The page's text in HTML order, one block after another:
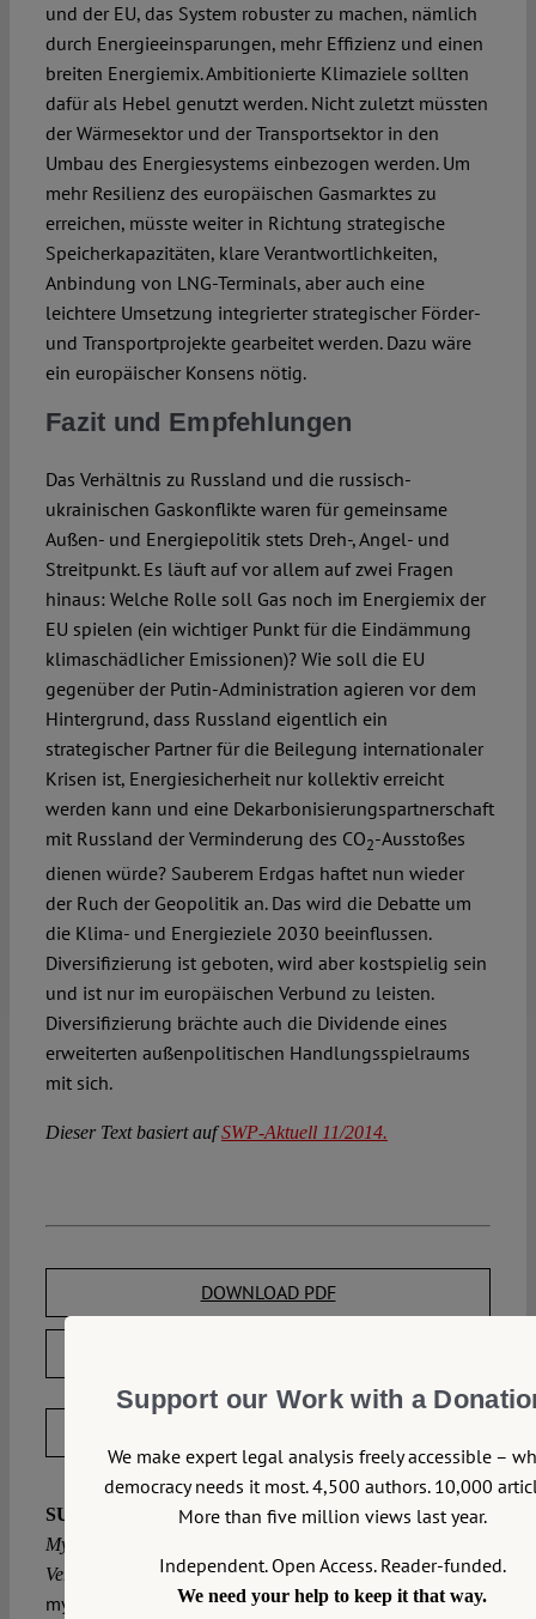
und der EU, das System ro­buster zu machen, nämlich
durch Energie­einsparungen, mehr Effizienz und einen
breiten Energiemix. Ambitionierte Klima­ziele sollten
dafür als Hebel genutzt werden. Nicht zuletzt müssten
der Wärmesektor und der Transportsektor in den
Umbau des Energie­systems einbezogen werden. Um
mehr Resilienz des europäischen Gasmarktes zu
erreichen, müsste weiter in Rich­tung strategische
Speicherkapazitäten, klare Verantwortlichkeiten,
Anbindung von LNG-Terminals, aber auch eine
leichtere Umsetzung integrierter strategischer Förder-
und Transportprojekte gear­beitet werden. Dazu wäre
ein europäischer Kon­sens nötig.
Fazit und Empfehlungen
Das Verhältnis zu Russland und die russisch-
ukrainischen Gaskonflikte waren für gemeinsame
Außen- und Energiepolitik stets Dreh-, Angel- und
Streit­punkt. Es läuft auf vor allem auf zwei Fragen
hinaus: Welche Rolle soll Gas noch im Ener­giemix der
EU spielen (ein wichtiger Punkt für die Eindämmung
klimaschädlicher Emissionen)? Wie soll die EU
gegenüber der Putin-Administration agieren vor dem
Hintergrund, dass Russland eigentlich ein
strategischer Partner für die Beilegung internationaler
Krisen ist, Ener­giesicherheit nur kollektiv erreicht
werden kann und eine Dekarboni­sierungspartner­schaft
mit Russland der Verminderung des CO2-Ausstoßes
dienen würde? Sau­berem Erdgas haftet nun wieder
der Ruch der Geopolitik an. Das wird die Debatte um
die Klima- und Energieziele 2030 beeinflussen.
Diversifizierung ist geboten, wird aber kostspielig sein
und ist nur im europäischen Verbund zu leisten.
Diversifizierung brächte auch die Dividende eines
erweiterten außenpolitischen Handlungsspielraums
mit sich.
Dieser Text basiert aufSWP-Aktuell 11/2014.
DOWNLOAD PDF
SUGGESTED CITATIONWestphal, Kirsten:(K)ein
Mythos? – Unsere Abhängigkeit vom russischen Gas,
VerfBlog,
2014/3/18, https://verfassungsblog.de/kein-
mythos-unsere-abhaengigkeit-vom-russischen-gas/,
Support our Work with a
We make expert legal analysis freely accessible –
democracy needs it most. 4,500 authors. 10,000
More than five million views last year.
Independent. Open Access. Reader-funded.
We need your help to keep it that way.